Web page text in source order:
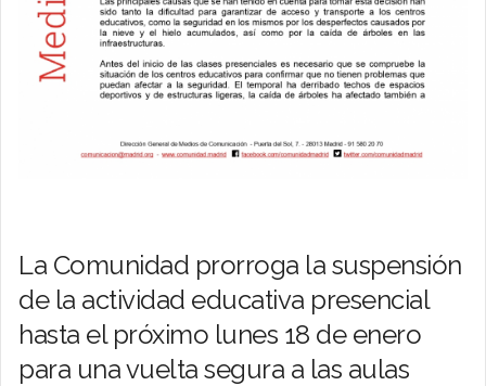
La Comunidad prorroga la suspensión
de la actividad educativa presencial
hasta el próximo lunes 18 de enero
para una vuelta segura a las aulas